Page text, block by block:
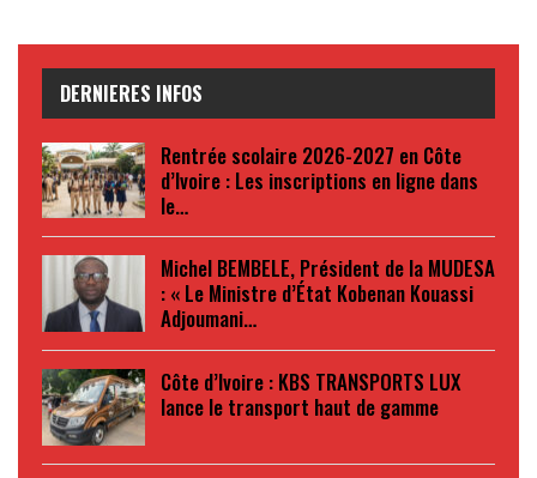
DERNIERES INFOS
Rentrée scolaire 2026-2027 en Côte
d’Ivoire : Les inscriptions en ligne dans
le…
Michel BEMBELE, Président de la MUDESA
: « Le Ministre d’État Kobenan Kouassi
Adjoumani…
Côte d’Ivoire : KBS TRANSPORTS LUX
lance le transport haut de gamme